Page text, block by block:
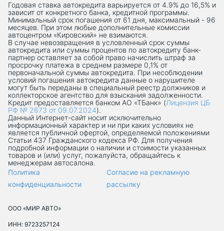
Годовая ставка автокредита варьируется от 4.9% до 16,5% и
зависит от конкретного банка, кредитной программы.
Минимальный срок погашения от 61 дня, максимальный - 96
месяцев. При этом любые дополнительные комиссии
автоцентром «Кировский» не взимаются.
В случае невозвращения в условленный срок суммы
автокредита или суммы процентов по автокредиту банк-
партнер оставляет за собой право начислить штраф за
просрочку платежа в среднем размере 0,1% от
первоначальной суммы автокредита. При несоблюдении
условий погашения автокредита данные о нарушителе
могут быть переданы в специальный реестр должников и
коллекторское агентство для взыскания задолженности.
Кредит предоставляется банком АО «ТБанк» (Лицензия ЦБ
РФ № 2673 от 09.07.2024).
Данный Интернет-сaйт носит исключительно
информационный характер и ни при каких условиях не
является публичной офертой, определяемой положениями
Статьи 437 Гражданского кодекса РФ. Для получения
подробной информации о наличии и стоимости указанных
товаров и (или) услуг, пожалуйста, обращайтесь к
менеджерам автосалона.
Политика
конфиденциальности
Согласие на рекламную
рассылку
ООО «МИР АВТО»
ИНН: 9723257124